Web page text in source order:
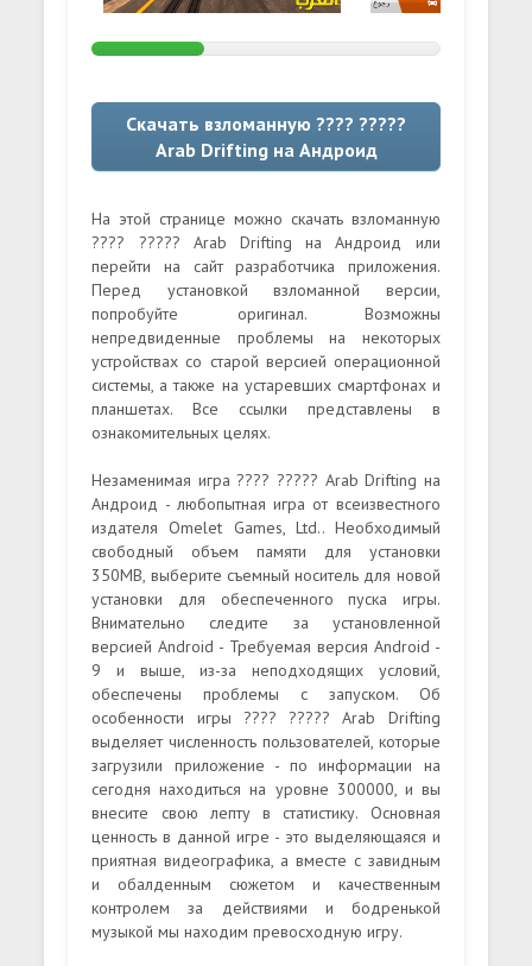
Скачать взломанную ???? ?????
Arab Drifting на Андроид
На этой странице можно скачать взломанную
???? ????? Arab Drifting на Андроид или
перейти на сайт разработчика приложения.
Перед установкой взломанной версии,
попробуйте оригинал. Возможны
непредвиденные проблемы на некоторых
устройствах со старой версией операционной
системы, а также на устаревших смартфонах и
планшетах. Все ссылки представлены в
ознакомительных целях.
Незаменимая игра ???? ????? Arab Drifting на
Андроид - любопытная игра от всеизвестного
издателя Omelet Games, Ltd.. Необходимый
свободный объем памяти для установки
350MB, выберите съемный носитель для новой
установки для обеспеченного пуска игры.
Внимательно следите за установленной
версией Android - Требуемая версия Android -
9 и выше, из-за неподходящих условий,
обеспечены проблемы с запуском. Об
особенности игры ???? ????? Arab Drifting
выделяет численность пользователей, которые
загрузили приложение - по информации на
сегодня находиться на уровне 300000, и вы
внесите свою лепту в статистику. Основная
ценность в данной игре - это выделяющаяся и
приятная видеографика, а вместе с завидным
и обалденным сюжетом и качественным
контролем за действиями и бодренькой
музыкой мы находим превосходную игру.